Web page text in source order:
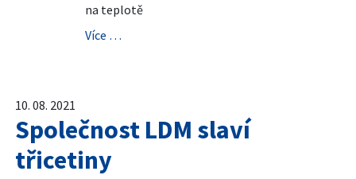
na teplotě
Více …
10. 08. 2021
Společnost LDM slaví
třicetiny